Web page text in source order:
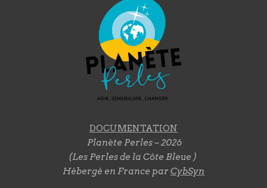
DOCUMENTATION
Planète Perles – 2026
(Les Perles de la Côte Bleue )
Hébergé en France parCybSyn